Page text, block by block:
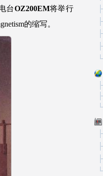
台OZ200EM将举行
的缩写。